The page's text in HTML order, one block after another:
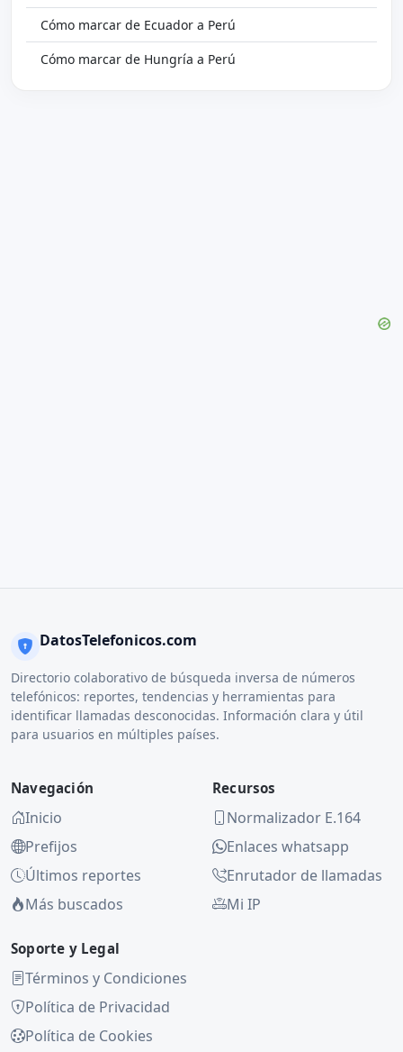
Cómo marcar de Ecuador a Perú
Cómo marcar de Hungría a Perú
DatosTelefonicos.com
Directorio colaborativo de búsqueda inversa de números
telefónicos: reportes, tendencias y herramientas para
identificar llamadas desconocidas. Información clara y útil
para usuarios en múltiples países.
Navegación
Inicio
Prefijos
Últimos reportes
Más buscados
Recursos
Normalizador E.164
Enlaces whatsapp
Enrutador de llamadas
Mi IP
Soporte y Legal
Términos y Condiciones
Política de Privacidad
Política de Cookies